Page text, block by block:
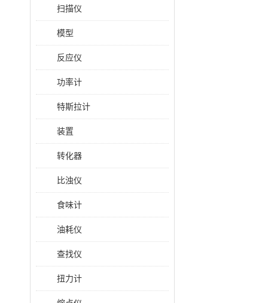
扫描仪
模型
反应仪
功率计
特斯拉计
装置
转化器
比浊仪
食味计
油耗仪
查找仪
扭力计